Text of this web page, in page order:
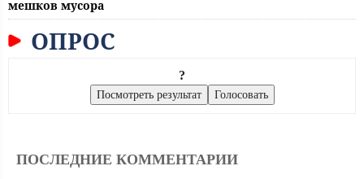
мешков мусора
ОПРОС
?
ПОСЛЕДНИЕ КОММЕНТАРИИ